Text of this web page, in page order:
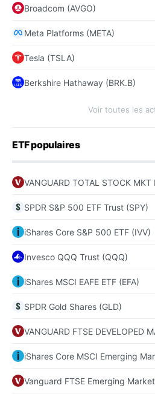
Broadcom (AVGO)
Meta Platforms (META)
Tesla (TSLA)
Berkshire Hathaway (BRK.B)
Voir toutes les
ETF populaires
VANGUARD TOTAL STOCK MKT
SPDR S&P 500 ETF Trust (SPY)
iShares Core S&P 500 ETF (IVV)
Invesco QQQ Trust (QQQ)
iShares MSCI EAFE ETF (EFA)
SPDR Gold Shares (GLD)
VANGUARD FTSE DEVELOPED
iShares Core MSCI Emerging
Vanguard FTSE Emerging